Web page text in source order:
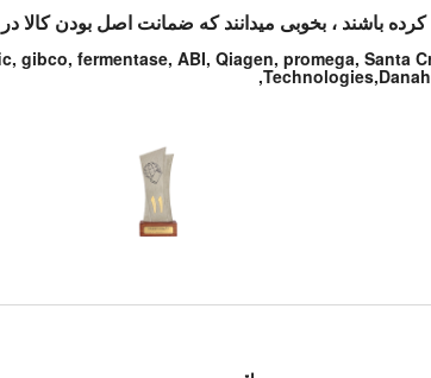
باشند ، بخوبی میدانند که ضمانت اصل بودن
gibco, fermentase, ABI, Qiagen, promega,